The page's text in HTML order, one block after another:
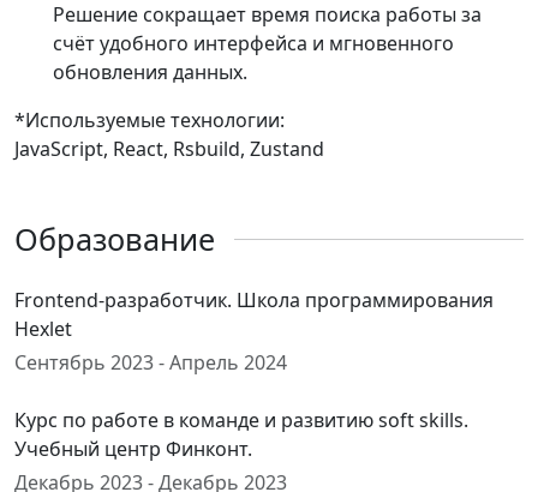
Решение сокращает время поиска работы за
счёт удобного интерфейса и мгновенного
обновления данных.
*Используемые технологии:
JavaScript, React, Rsbuild, Zustand
Образование
Frontend-разработчик. Школа программирования
Hexlet
Сентябрь 2023 - Апрель 2024
Курс по работе в команде и развитию soft skills.
Учебный центр Финконт.
Декабрь 2023 - Декабрь 2023